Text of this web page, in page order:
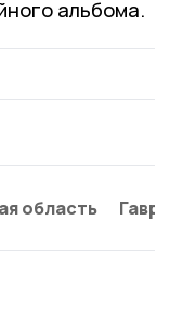
альбома.
область